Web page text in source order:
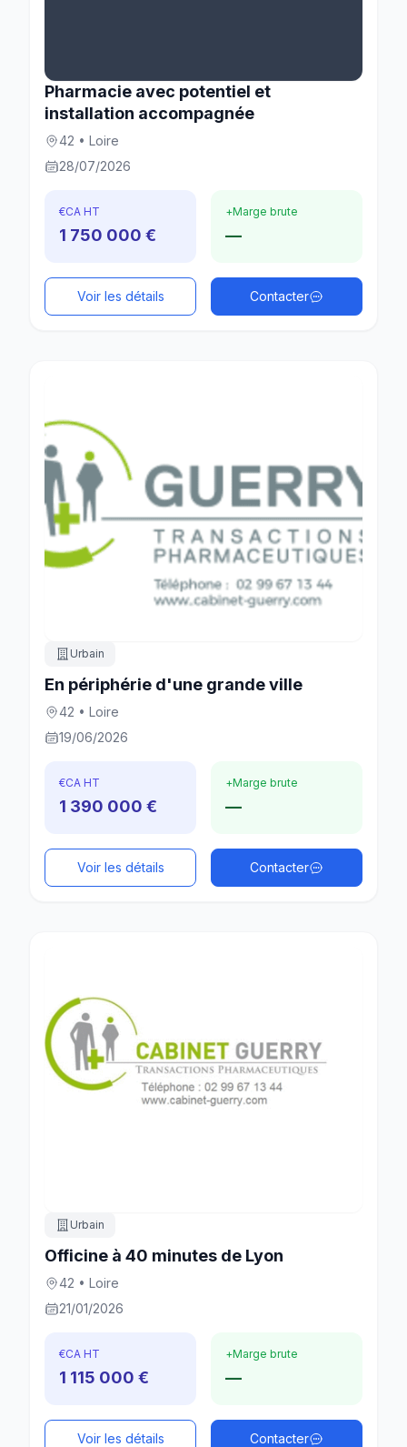
Pharmacie avec potentiel et
installation accompagnée
42 • Loire
28/07/2026
€CA HT
1 750 000 €
+Marge brute
—
Voir les détails Contacter
Urbain
En périphérie d'une grande ville
42 • Loire
19/06/2026
€CA HT
1 390 000 €
+Marge brute
—
Voir les détails Contacter
Urbain
Officine à 40 minutes de Lyon
42 • Loire
21/01/2026
€CA HT
1 115 000 €
+Marge brute
—
Voir les détails Contacter